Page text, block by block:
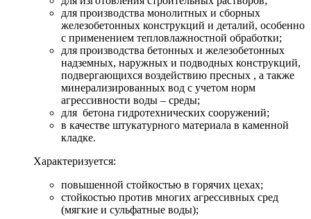
для производства монолитных и сборных
железобетонных конструкций и деталий, особенно
с применением тепловлажностной обработки;
для производства бетонных и железобетонных
надземных, наружных и подводных конструкций,
подвергающихся воздействию пресных , а также
минерализированных вод с учетом норм
агрессивности воды – среды;
для бетона гидротехнических сооружений;
в качестве штукатурного материала в каменной
кладке.
Характеризуется:
повышенной стойкостью в горячих цехах;
стойкостью против многих агрессивных сред
(мягкие и сульфатные воды);